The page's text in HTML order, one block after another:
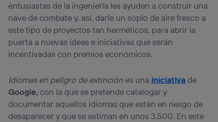
entusiastas de la ingeniería les ayuden a construir una
nave de combate y, así, darle un soplo de aire fresco a
este tipo de proyectos tan herméticos, para abrir la
puerta a nuevas ideas e iniciativas que serán
incentivadas con premios económicos.
Idiomas en peligro de extinciónes una iniciativade
Google,con la que se pretende catalogar y
documentar aquellos idiomas que están en riesgo de
desaparecer y que se estiman en unos 3.500. En este